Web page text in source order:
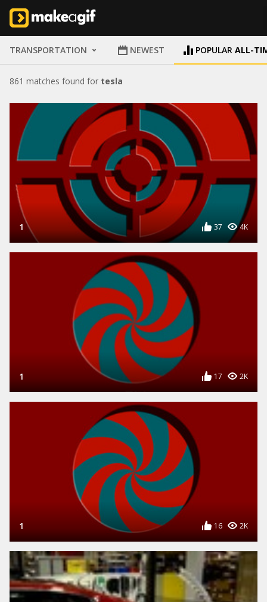
TRANSPORTATION NEWEST POPULAR ALL-
861 matches found for tesla
1 37 4K
1 17 2K
1 16 2K